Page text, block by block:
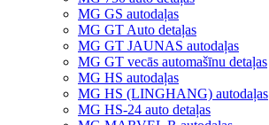
MG GS autodaļas
MG GT Auto detaļas
MG GT JAUNAS autodaļas
MG GT vecās automašīnu detaļas
MG HS autodaļas
MG HS (LINGHANG) autodaļas
MG HS-24 auto detaļas